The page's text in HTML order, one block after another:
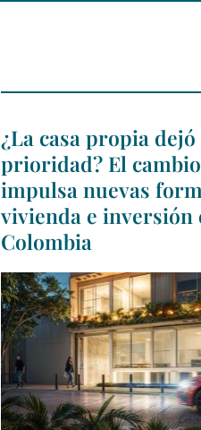
¿La casa propia
prioridad? El
impulsa nuevas
vivienda e inversión
Colombia